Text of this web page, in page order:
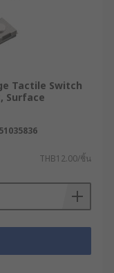
Tactile Switch
Surface
THB12.00/ชิ้น